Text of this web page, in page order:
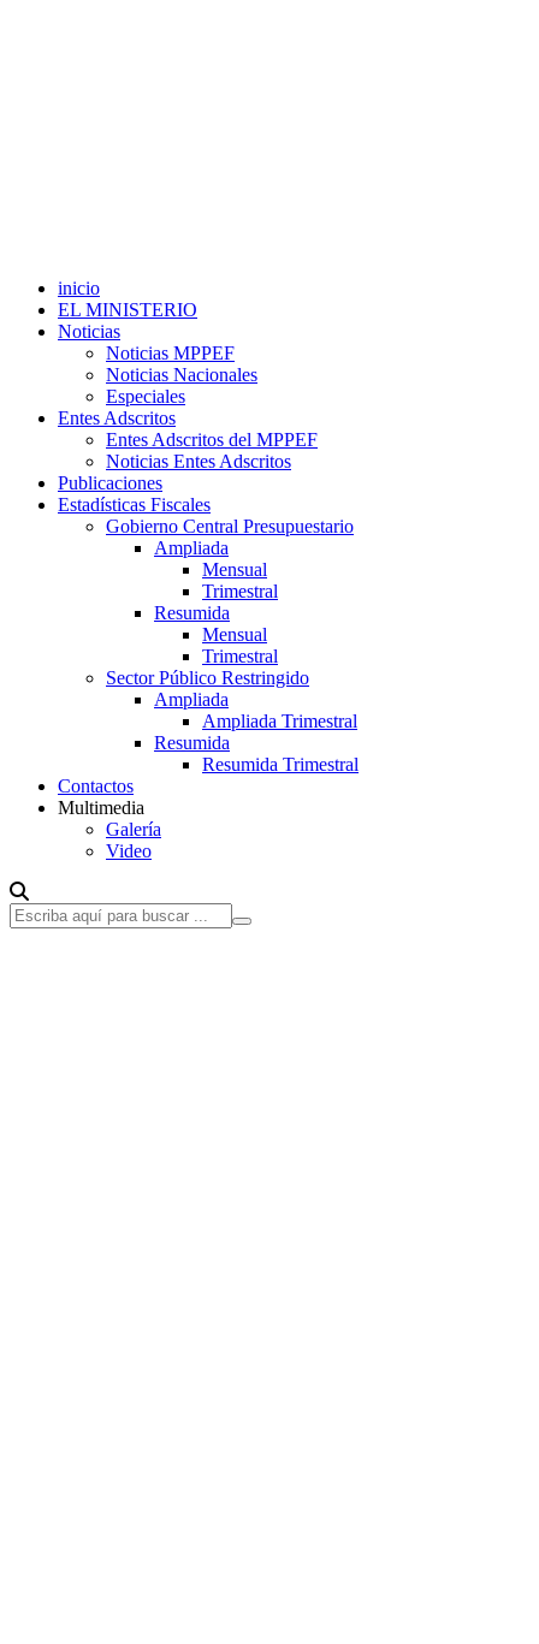
inicio
EL MINISTERIO
Noticias
Noticias MPPEF
Noticias Nacionales
Especiales
Entes Adscritos
Entes Adscritos del MPPEF
Noticias Entes Adscritos
Publicaciones
Estadísticas Fiscales
Gobierno Central Presupuestario
Ampliada
Mensual
Trimestral
Resumida
Mensual
Trimestral
Sector Público Restringido
Ampliada
Ampliada Trimestral
Resumida
Resumida Trimestral
Contactos
Multimedia
Galería
Video